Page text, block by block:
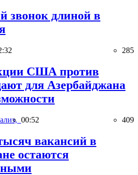
звонок длиной в
285
США против
для Азербайджана
00:52 409
вакансий в
остаются